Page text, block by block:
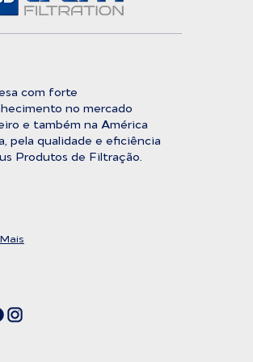
com forte
no mercado
e também na América
pela qualidade e eficiência
Produtos de Filtração.